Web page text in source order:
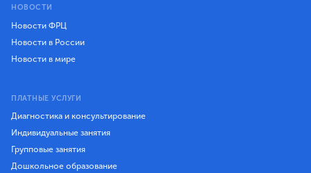
НОВОСТИ
Новости ФРЦ
Новости в России
Новости в мире
ПЛАТНЫЕ УСЛУГИ
Диагностика и консультирование
Индивидуальные занятия
Групповые занятия
Дошкольное образование